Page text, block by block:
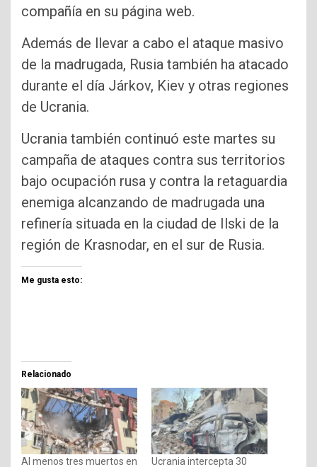
compañía en su página web.
Además de llevar a cabo el ataque masivo
de la madrugada, Rusia también ha atacado
durante el día Járkov, Kiev y otras regiones
de Ucrania.
Ucrania también continuó este martes su
campaña de ataques contra sus territorios
bajo ocupación rusa y contra la retaguardia
enemiga alcanzando de madrugada una
refinería situada en la ciudad de Ilski de la
región de Krasnodar, en el sur de Rusia.
Me gusta esto:
Relacionado
Al menos tres muertos en
Ucrania intercepta 30